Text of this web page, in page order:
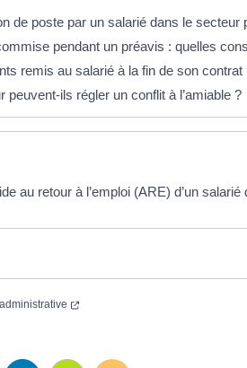
de poste par un salarié dans le secteur
pendant un préavis : quelles
remis au salarié à la fin de son contrat
peuvent-ils régler un conflit à l’amiable ?
au retour à l’emploi (ARE) d’un salarié